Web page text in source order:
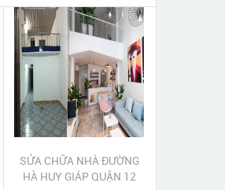
SỬA CHỮA NHÀ ĐƯỜNG
HÀ HUY GIÁP QUẬN 12